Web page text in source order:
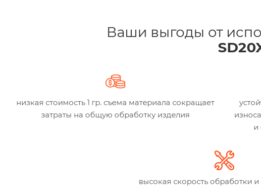
Ваши выгоды от
низкая стоимость 1 гр. съема материала сокращает
затраты на общую обработку изделия
и
высокая скорость обработки и